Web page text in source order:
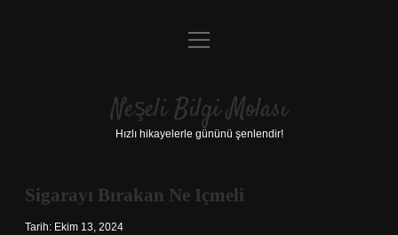
Anasayfa
Yasal Uyarı
menüyü
Neşeli Bilgi Molası
Hızlı hikayelerle gününü şenlendir!
Sigarayı Bırakan Ne Içmeli
Tarih: Ekim 13, 2024